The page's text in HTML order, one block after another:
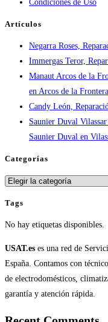
real
en
España
Condiciones de Uso
Artículos
Negarra Roses,
Immergas Teror,
Manaut Arcos de la
en Arcos de la Frontera
Candy León,
Saunier Duval
Saunier Duval en
Categorías
Categorías
Tags
No hay etiquetas disponibles.
USAT.es es una red de
España. Contamos con
de electrodomésticos,
garantía y atención rápida.